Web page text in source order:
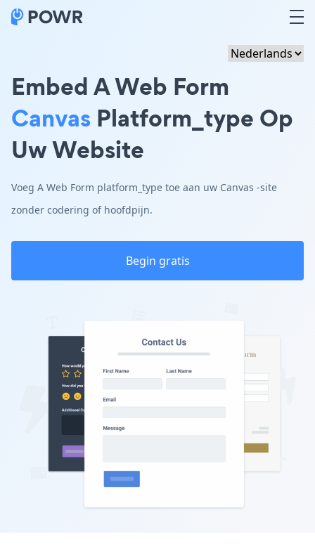
Embed A Web Form
Canvas Platform_type Op
Uw Website
Voeg A Web Form platform_type toe aan uw Canvas -site
zonder codering of hoofdpijn.
Begin gratis